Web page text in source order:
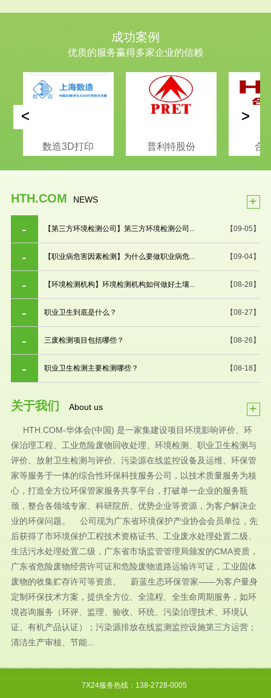
成功案例
优质的服务赢得多家企业的信赖
数造3D打印 普利特股份 合
< >
HTH.COM NEWS +
【09-05】
【第三方环境检测公司】第三方环境检测公司...
【09-04】
【职业病危害因素检测】为什么要做职业病危...
【08-28】
【环境检测机构】环境检测机构如何做好土壤...
【08-27】
职业卫生到底是什么？
【08-26】
三废检测项目包括哪些？
【08-18】
职业卫生检测主要检测哪些？
关于我们 About us +
HTH.COM-华体会(中国) 是一家集建设项目环境影响评价、环
保治理工程、工业危险废物回收处理、环境检测、职业卫生检测与
评价、放射卫生检测与评价、污染源在线监控设备及运维、环保管
家等服务于一体的综合性环保科技服务公司，以技术质量服务为核
心，打造全方位环保管家服务共享平台，打破单一企业的服务瓶
颈，整合各领域专家、科研院所、优势企业等资源，为客户解决企
业的环保问题。 公司现为广东省环境保护产业协会会员单位，先
后获得了市环境保护工程技术资格证书、工业废水处理处置二级、
生活污水处理处置二级，广东省市场监管管理局颁发的CMA资质，
广东省危险废物经营许可证和危险废物道路运输许可证，工业固体
废物的收集贮存许可等资质。 蔚蓝生态环保管家——为客户量身
定制环保技术方案，提供全方位、全流程、全生命周期服务，如环
境咨询服务（环评、监理、验收、环统、污染治理技术、环境认
证、有机产品认证）；污染源排放在线监测监控设施第三方运营；
清洁生产审核、节能...
7X24服务热线：138-2728-0005